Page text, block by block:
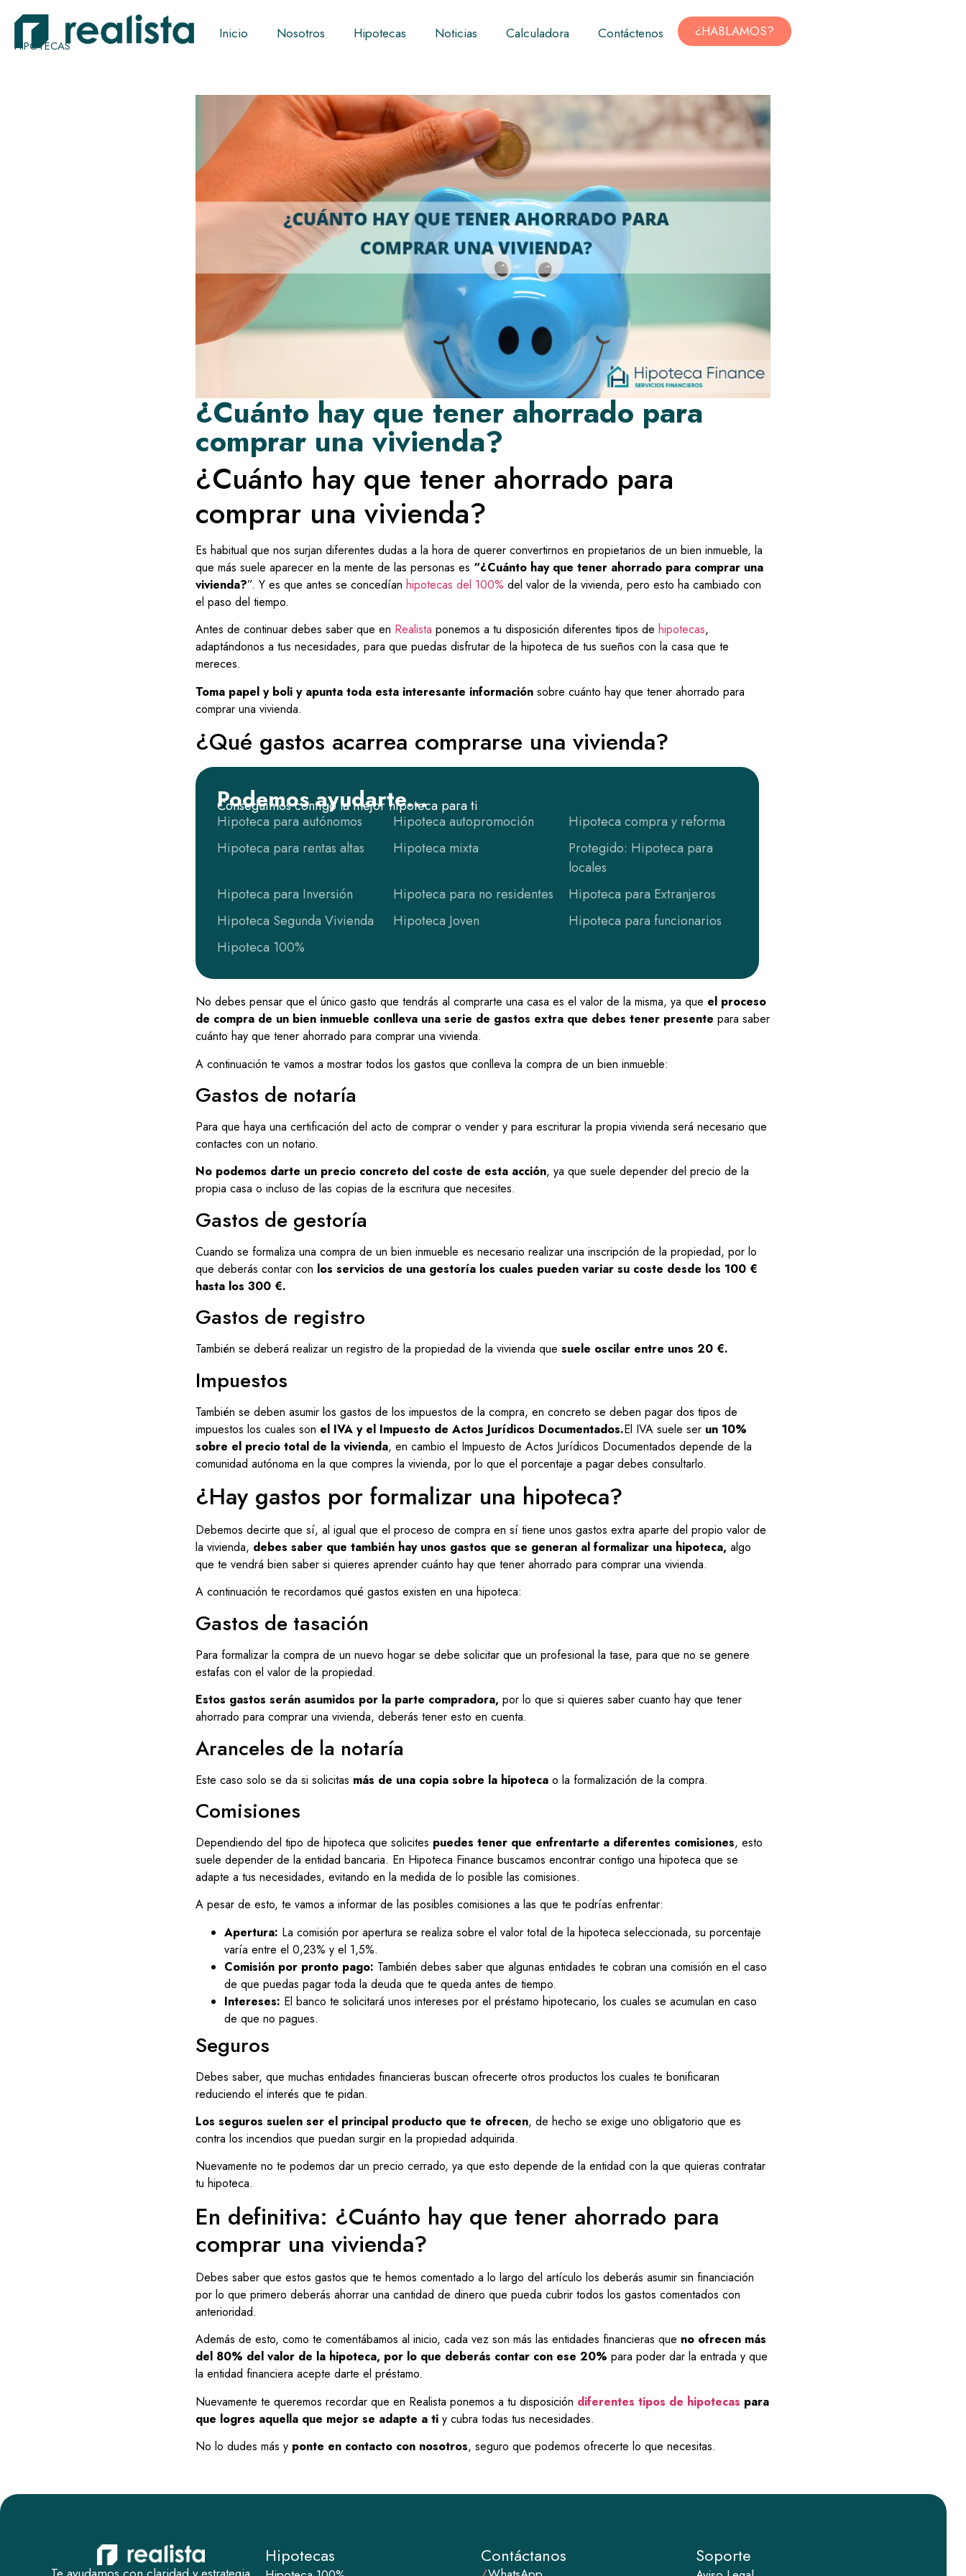
HIPOTECAS
Inicio Nosotros Hipotecas Noticias Calculadora Contáctenos ¿HABLAMOS?
¿Cuánto hay que tener ahorrado para
comprar una vivienda?
¿Cuánto hay que tener ahorrado para
comprar una vivienda?
Es habitual que nos surjan diferentes dudas a la hora de querer convertirnos en propietarios de un bien inmueble, la
que más suele aparecer en la mente de las personas es “¿Cuánto hay que tener ahorrado para comprar una
vivienda?”. Y es que antes se concedían hipotecas del 100% del valor de la vivienda, pero esto ha cambiado con
el paso del tiempo.
Antes de continuar debes saber que en Realista ponemos a tu disposición diferentes tipos de hipotecas,
adaptándonos a tus necesidades, para que puedas disfrutar de la hipoteca de tus sueños con la casa que te
mereces.
Toma papel y boli y apunta toda esta interesante información sobre cuánto hay que tener ahorrado para
comprar una vivienda.
¿Qué gastos acarrea comprarse una vivienda?
Podemos ayudarte...
Conseguimos contigo la mejor hipoteca para ti
Hipoteca para autónomos
Hipoteca autopromoción
Hipoteca compra y reforma
Hipoteca para rentas altas
Hipoteca mixta
Protegido: Hipoteca para
locales
Hipoteca para Inversión
Hipoteca para no residentes
Hipoteca para Extranjeros
Hipoteca Segunda Vivienda
Hipoteca Joven
Hipoteca para funcionarios
Hipoteca 100%
No debes pensar que el único gasto que tendrás al comprarte una casa es el valor de la misma, ya que el proceso
de compra de un bien inmueble conlleva una serie de gastos extra que debes tener presente para saber
cuánto hay que tener ahorrado para comprar una vivienda.
A continuación te vamos a mostrar todos los gastos que conlleva la compra de un bien inmueble:
Gastos de notaría
Para que haya una certificación del acto de comprar o vender y para escriturar la propia vivienda será necesario que
contactes con un notario.
No podemos darte un precio concreto del coste de esta acción, ya que suele depender del precio de la
propia casa o incluso de las copias de la escritura que necesites.
Gastos de gestoría
Cuando se formaliza una compra de un bien inmueble es necesario realizar una inscripción de la propiedad, por lo
que deberás contar con los servicios de una gestoría los cuales pueden variar su coste desde los 100 €
hasta los 300 €.
Gastos de registro
También se deberá realizar un registro de la propiedad de la vivienda que suele oscilar entre unos 20 €.
Impuestos
También se deben asumir los gastos de los impuestos de la compra, en concreto se deben pagar dos tipos de
impuestos los cuales son el IVA y el Impuesto de Actos Jurídicos Documentados.El IVA suele ser un 10%
sobre el precio total de la vivienda, en cambio el Impuesto de Actos Jurídicos Documentados depende de la
comunidad autónoma en la que compres la vivienda, por lo que el porcentaje a pagar debes consultarlo.
¿Hay gastos por formalizar una hipoteca?
Debemos decirte que sí, al igual que el proceso de compra en sí tiene unos gastos extra aparte del propio valor de
la vivienda, debes saber que también hay unos gastos que se generan al formalizar una hipoteca, algo
que te vendrá bien saber si quieres aprender cuánto hay que tener ahorrado para comprar una vivienda.
A continuación te recordamos qué gastos existen en una hipoteca:
Gastos de tasación
Para formalizar la compra de un nuevo hogar se debe solicitar que un profesional la tase, para que no se genere
estafas con el valor de la propiedad.
Estos gastos serán asumidos por la parte compradora, por lo que si quieres saber cuanto hay que tener
ahorrado para comprar una vivienda, deberás tener esto en cuenta.
Aranceles de la notaría
Este caso solo se da si solicitas más de una copia sobre la hipoteca o la formalización de la compra.
Comisiones
Dependiendo del tipo de hipoteca que solicites puedes tener que enfrentarte a diferentes comisiones, esto
suele depender de la entidad bancaria. En Hipoteca Finance buscamos encontrar contigo una hipoteca que se
adapte a tus necesidades, evitando en la medida de lo posible las comisiones.
A pesar de esto, te vamos a informar de las posibles comisiones a las que te podrías enfrentar:
Apertura: La comisión por apertura se realiza sobre el valor total de la hipoteca seleccionada, su porcentaje
varía entre el 0,23% y el 1,5%.
Comisión por pronto pago: También debes saber que algunas entidades te cobran una comisión en el caso
de que puedas pagar toda la deuda que te queda antes de tiempo.
Intereses: El banco te solicitará unos intereses por el préstamo hipotecario, los cuales se acumulan en caso
de que no pagues.
Seguros
Debes saber, que muchas entidades financieras buscan ofrecerte otros productos los cuales te bonificaran
reduciendo el interés que te pidan.
Los seguros suelen ser el principal producto que te ofrecen, de hecho se exige uno obligatorio que es
contra los incendios que puedan surgir en la propiedad adquirida.
Nuevamente no te podemos dar un precio cerrado, ya que esto depende de la entidad con la que quieras contratar
tu hipoteca.
En definitiva: ¿Cuánto hay que tener ahorrado para
comprar una vivienda?
Debes saber que estos gastos que te hemos comentado a lo largo del artículo los deberás asumir sin financiación
por lo que primero deberás ahorrar una cantidad de dinero que pueda cubrir todos los gastos comentados con
anterioridad.
Además de esto, como te comentábamos al inicio, cada vez son más las entidades financieras que no ofrecen más
del 80% del valor de la hipoteca, por lo que deberás contar con ese 20% para poder dar la entrada y que
la entidad financiera acepte darte el préstamo.
Nuevamente te queremos recordar que en Realista ponemos a tu disposición diferentes tipos de hipotecas para
que logres aquella que mejor se adapte a ti y cubra todas tus necesidades.
No lo dudes más y ponte en contacto con nosotros, seguro que podemos ofrecerte lo que necesitas.
Hipotecas Contáctanos Soporte